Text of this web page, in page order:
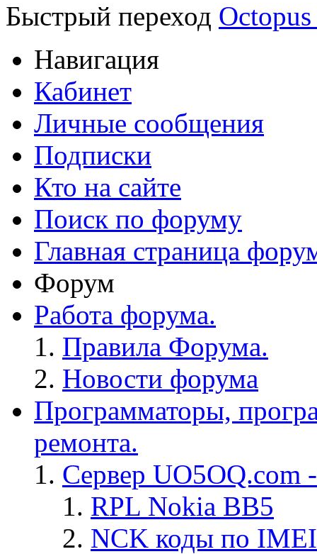
Быстрый переход
Навигация
Кабинет
Личные сообщения
Подписки
Кто на сайте
Поиск по форуму
Главная страница
Форум
Работа форума.
Правила Форума.
Новости форума
Программаторы,
ремонта.
Сервер
RPL Nokia BB5
NCK коды по IMEI